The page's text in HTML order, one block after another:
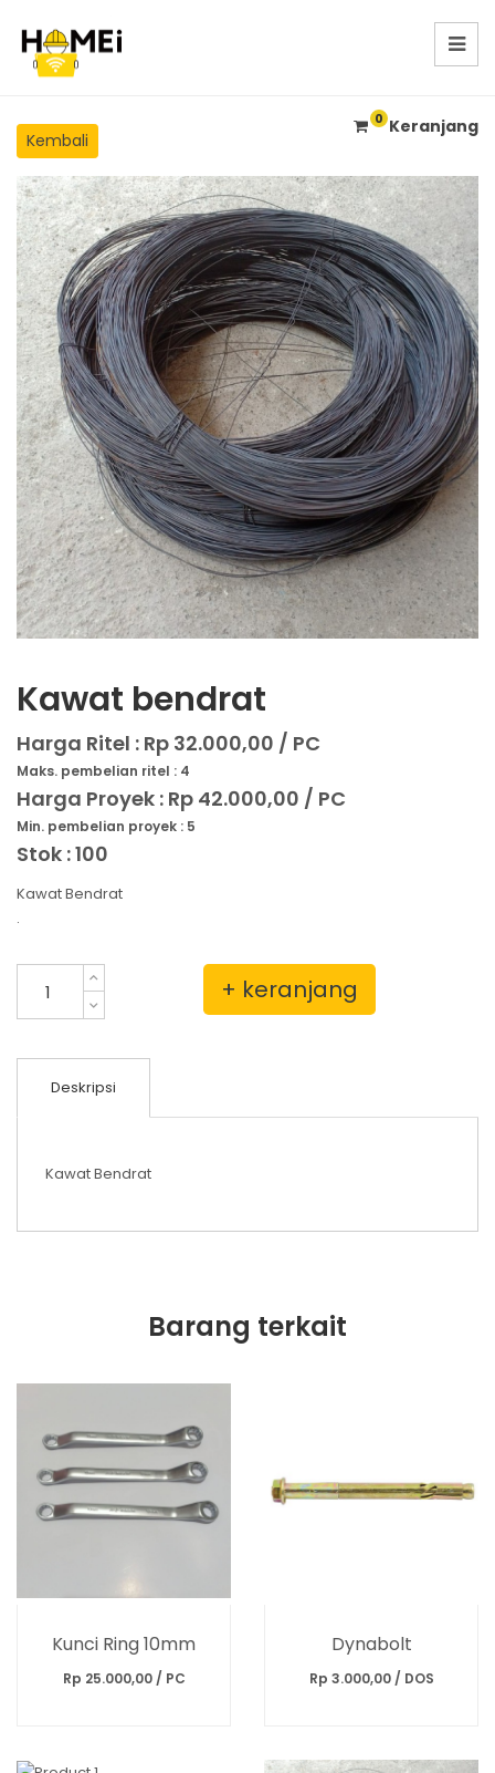
Kembali
0 Keranjang
Kawat bendrat
Harga Ritel : Rp 32.000,00 / PC
Maks. pembelian ritel : 4
Harga Proyek : Rp 42.000,00 / PC
Min. pembelian proyek : 5
Stok : 100
Kawat Bendrat
.
+ keranjang
Deskripsi
Kawat Bendrat
Barang terkait
Kunci Ring 10mm
Rp 25.000,00 / PC
Dynabolt
Rp 3.000,00 / DOS